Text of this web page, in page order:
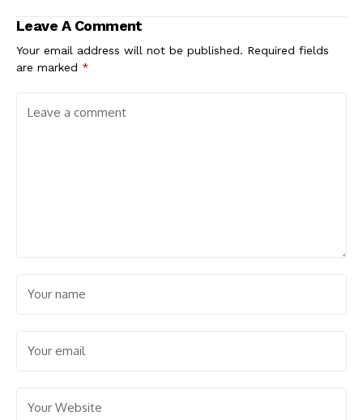
Leave A Comment
Your email address will not be published. Required fields
are marked *